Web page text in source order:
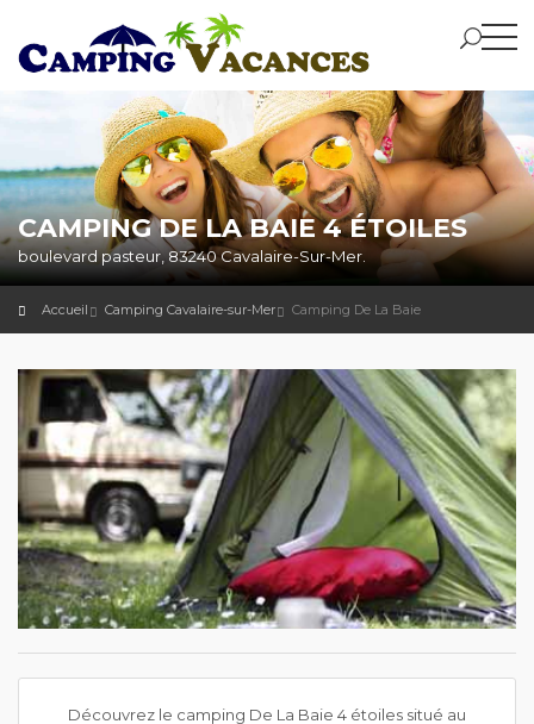
CAMPING DE LA BAIE 4 ÉTOILES
boulevard pasteur, 83240 Cavalaire-Sur-Mer.
Accueil Camping Cavalaire-sur-Mer Camping De La Baie
Découvrez le camping De La Baie 4 étoiles situé au